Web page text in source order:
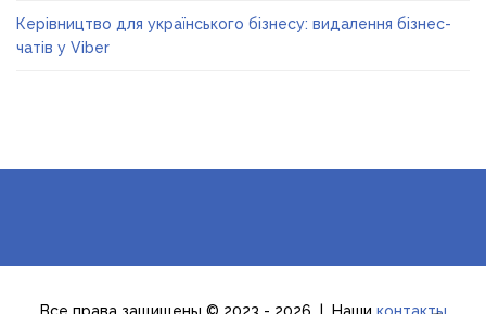
Керівництво для українського бізнесу: видалення бізнес-
чатів у Viber